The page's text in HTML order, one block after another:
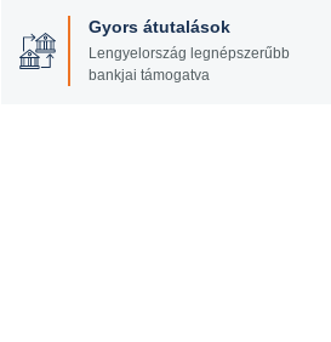
Gyors átutalások
Lengyelország legnépszerűbb
bankjai támogatva